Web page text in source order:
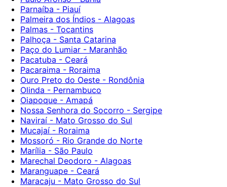
Parnaíba - Piauí
Palmeira dos Índios - Alagoas
Palmas - Tocantins
Palhoça - Santa Catarina
Paço do Lumiar - Maranhão
Pacatuba - Ceará
Pacaraima - Roraima
Ouro Preto do Oeste - Rondônia
Olinda - Pernambuco
Oiapoque - Amapá
Nossa Senhora do Socorro - Sergipe
Naviraí - Mato Grosso do Sul
Mucajaí - Roraima
Mossoró - Rio Grande do Norte
Marília - São Paulo
Marechal Deodoro - Alagoas
Maranguape - Ceará
Maracaju - Mato Grosso do Sul